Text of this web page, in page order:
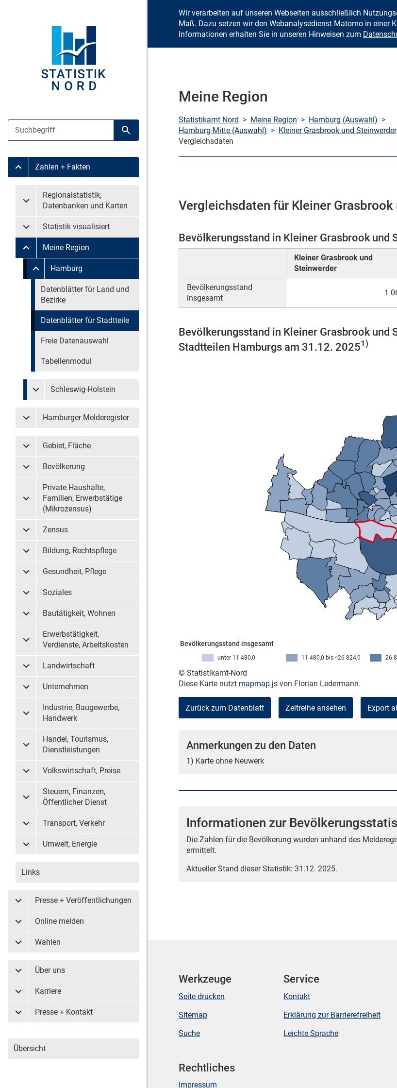
Zum Inhalt springen
Suche
Suche starten
Untermenü Zahlen + Fakten
Zahlen + Fakten
Untermenü überspringen
Untermenü Regionalstatistik, Datenbanken und Karten
Regionalstatistik,
Datenbanken und Karten
Untermenü Statistik visualisiert
Statistik visualisiert
Untermenü Meine Region
Meine Region
Untermenü überspringen
Untermenü Meine Region Hamburg
Hamburg
Untermenü überspringen
Datenblätter für Land und
Bezirke
Datenblätter für Stadtteile
Freie Datenauswahl
Tabellenmodul
Untermenü Meine Region Schleswig-Holstein
Schleswig-Holstein
Untermenü Hamburger Melderegister
Hamburger Melderegister
Untermenü Gebiet, Fläche
Gebiet, Fläche
Untermenü Bevölkerung
Bevölkerung
Untermenü Private Haushalte, Familien, Erwerbstätige (Mikrozensus)
Private Haushalte,
Familien, Erwerbstätige
(Mikrozensus)
Untermenü Zensus
Zensus
Untermenü Bildung, Rechtspflege
Bildung, Rechtspflege
Untermenü Gesundheit, Pflege
Gesundheit, Pflege
Untermenü Soziales
Soziales
Untermenü Bautätigkeit, Wohnen
Bautätigkeit, Wohnen
Untermenü Erwerbstätigkeit, Verdienste, Arbeitskosten
Erwerbstätigkeit,
Verdienste, Arbeitskosten
Untermenü Landwirtschaft
Landwirtschaft
Untermenü Unternehmen
Unternehmen
Untermenü Industrie, Baugewerbe, Handwerk
Industrie, Baugewerbe,
Handwerk
Untermenü Handel, Tourismus, Dienstleistungen
Handel, Tourismus,
Dienstleistungen
Untermenü Volkswirtschaft, Preise
Volkswirtschaft, Preise
Untermenü Steuern, Finanzen, Öffentlicher Dienst
Steuern, Finanzen,
Öffentlicher Dienst
Untermenü Transport, Verkehr
Transport, Verkehr
Untermenü Umwelt, Energie
Umwelt, Energie
Links
Untermenü Presse + Veröffentlichungen
Presse + Veröffentlichungen
Untermenü Online melden
Online melden
Untermenü Wahlen
Wahlen
Untermenü Über uns
Über uns
Untermenü Karriere
Karriere
Untermenü Presse + Kontakt
Presse + Kontakt
Übersicht
Wir verarbeiten auf unseren Webseiten ausschließlich
Maß. Dazu setzen wir den Webanalysedienst Matomo in einer
Informationen erhalten Sie in unseren Hinweisen zum
Meine Region
Statistikamt Nord > Meine Region > Hamburg (Auswahl) >
Hamburg-Mitte (Auswahl) > Kleiner Grasbrook und Steinwerder
Vergleichsdaten
Vergleichsdaten für Kleiner
Bevölkerungsstand in Kleiner Grasbrook und
Kleiner Grasbrook und
Steinwerder
Bevölkerungsstand
insgesamt
1
Bevölkerungsstand in Kleiner Grasbrook und
Stadtteilen Hamburgs am 31.12. 20251)
Bevölkerungsstand insgesamt
26
11 480,0 bis <26 824,0
unter 11 480,0
© Statistikamt-Nord
Diese Karte nutzt mapmap.js von Florian Ledermann.
Zurück zum Datenblatt Zeitreihe ansehen Export
Anmerkungen zu den Daten
1) Karte ohne Neuwerk
Informationen zur
Die Zahlen für die Bevölkerung wurden anhand des
ermittelt.
Aktueller Stand dieser Statistik: 31.12. 2025.
Werkzeuge
Seite drucken
Sitemap
Suche
Service
Kontakt
Erklärung zur Barrierefreiheit
Leichte Sprache
Rechtliches
Impressum